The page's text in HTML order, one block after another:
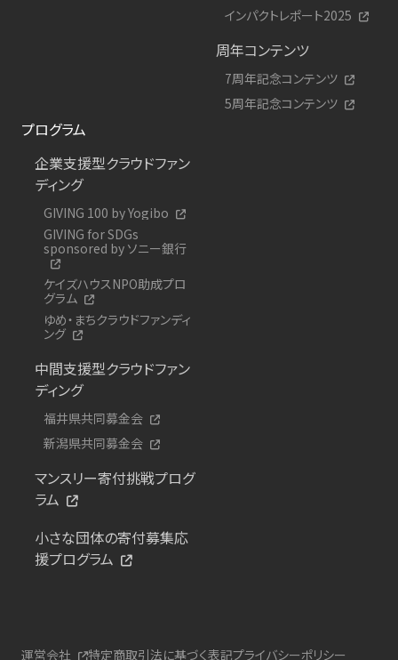
インパクトレポート2025
周年コンテンツ
7周年記念コンテンツ
5周年記念コンテンツ
プログラム
企業支援型クラウドファン
ディング
GIVING 100 by Yogibo
GIVING for SDGs
sponsored by ソニー銀行
ケイズハウスNPO助成プロ
グラム
ゆめ・まちクラウドファンディ
ング
中間支援型クラウドファン
ディング
福井県共同募金会
新潟県共同募金会
マンスリー寄付挑戦プログ
ラム
小さな団体の寄付募集応
援プログラム
運営会社 特定商取引法に基づく表記プライバシーポリシー